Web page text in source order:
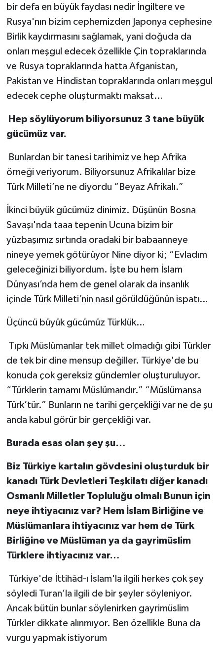
bir defa en büyük faydası nedir İngiltere ve
Rusya'nın bizim cephemizden Japonya cephesine
Birlik kaydırmasını sağlamak, yani doğuda da
onları meşgul edecek özellikle Çin topraklarında
ve Rusya topraklarında hatta Afganistan,
Pakistan ve Hindistan topraklarında onları meşgul
edecek cephe oluşturmaktı maksat…
Hep söylüyorum biliyorsunuz 3 tane büyük
gücümüz var.
Bunlardan bir tanesi tarihimiz ve hep Afrika
örneği veriyorum. Biliyorsunuz Afrikalılar bize
Türk Milleti’ne ne diyordu “Beyaz Afrikalı.”
İkinci büyük gücümüz dinimiz. Düşünün Bosna
Savaşı'nda taaa tepenin Ucuna bizim bir
yüzbaşımız sırtında oradaki bir babaanneye
nineye yemek götürüyor Nine diyor ki; “Evladım
geleceğinizi biliyordum. İşte bu hem İslam
Dünyası’nda hem de genel olarak da insanlık
içinde Türk Milleti’nin nasıl görüldüğünün ispatı…
Üçüncü büyük gücümüz Türklük…
Tıpkı Müslümanlar tek millet olmadığı gibi Türkler
de tek bir dine mensup değiller. Türkiye'de bu
konuda çok gereksiz gündemler oluşturuluyor.
“Türklerin tamamı Müslümandır.” “Müslümansa
Türk’tür.” Bunların ne tarihi gerçekliği var ne de şu
anda kabul görür bir gerçekliği var.
Burada esas olan şey şu…
Biz Türkiye kartalın gövdesini oluşturduk bir
kanadı Türk Devletleri Teşkilatı diğer kanadı
Osmanlı Milletler Topluluğu olmalı Bunun için
neye ihtiyacınız var? Hem İslam Birliğine ve
Müslümanlara ihtiyacınız var hem de Türk
Birliğine ve Müslüman ya da gayrimüslim
Türklere ihtiyacınız var…
Türkiye'de İttihâd-ı İslam'la ilgili herkes çok şey
söyledi Turan’la ilgili de bir şeyler söyleniyor.
Ancak bütün bunlar söylenirken gayrimüslim
Türkler dikkate alınmıyor. Ben özellikle Buna da
vurgu yapmak istiyorum